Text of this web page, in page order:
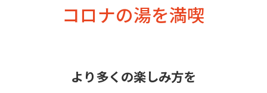
コロナの湯を満喫
より多くの楽しみ方を